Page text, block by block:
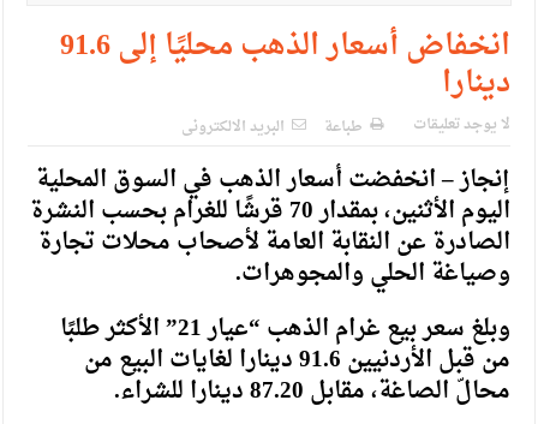
القاضي محمود أحمد فريحات.. مبارك ومزيدا من التوفيق
انخفاض أسعار الذهب محليًا إلى 91.6
دينارا
لا يوجد تعليقات طباعة البريد الالكترونى
إنجاز – انخفضت أسعار الذهب في السوق المحلية
اليوم الأثنين، بمقدار 70 قرشًا للغرام بحسب النشرة
الصادرة عن النقابة العامة لأصحاب محلات تجارة
وصياغة الحلي والمجوهرات.
وبلغ سعر بيع غرام الذهب “عيار 21” الأكثر طلبًا
من قبل الأردنيين 91.6 دينارا لغايات البيع من
محالّ الصاغة، مقابل 87.20 دينارا للشراء.